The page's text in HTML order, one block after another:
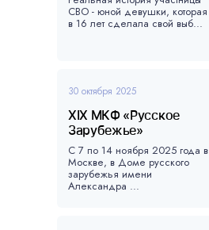
СВО - юной девушки, которая
в 16 лет сделала свой выб...
30 октября 2025
XIX МКФ «Русское
Зарубежье»
С 7 по 14 ноября 2025 года в
Москве, в Доме русского
зарубежья имени
Александра ...